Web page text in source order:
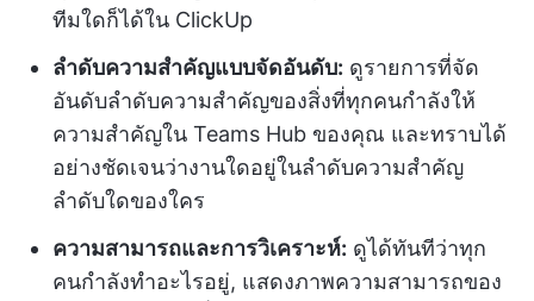
ทีมใดก็ได้ใน ClickUp
ลำดับความสำคัญแบบจัดอันดับ: ดูรายการที่จัด
อันดับลำดับความสำคัญของสิ่งที่ทุกคนกำลังให้
ความสำคัญใน Teams Hub ของคุณ และทราบได้
อย่างชัดเจนว่างานใดอยู่ในลำดับความสำคัญ
ลำดับใดของใคร
ความสามารถและการวิเคราะห์: ดูได้ทันทีว่าทุก
คนกำลังทำอะไรอยู่, แสดงภาพความสามารถของ